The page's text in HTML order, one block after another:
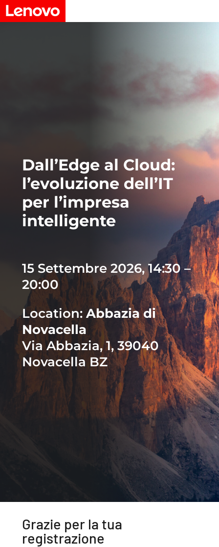
Dall’Edge al Cloud:
l’evoluzione dell’IT
per l’impresa
intelligente
15 Settembre 2026, 14:30 –
20:00
Location: Abbazia di
Novacella
Via Abbazia, 1, 39040
Novacella BZ
Grazie per la tua
registrazione